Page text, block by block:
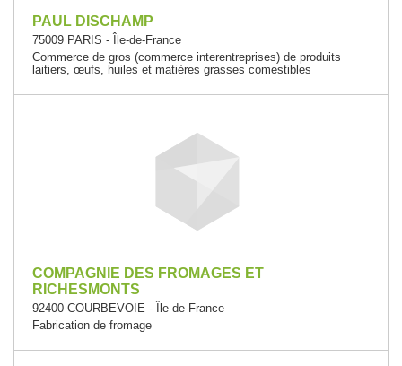
PAUL DISCHAMP
75009 PARIS - Île-de-France
Commerce de gros (commerce interentreprises) de produits
laitiers, œufs, huiles et matières grasses comestibles
COMPAGNIE DES FROMAGES ET
RICHESMONTS
92400 COURBEVOIE - Île-de-France
Fabrication de fromage